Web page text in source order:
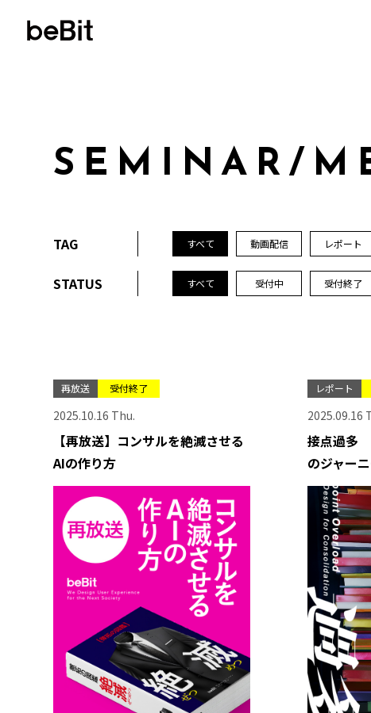
S E M I NA R / M
STATUS すべて 受付中 受付終了
TAG すべて 動画配信 レポート
再放送 受付終了
2025.10.16 Thu.
【再放送】コンサルを絶滅させる
AIの作り方
レポート
2025.09.16
接点過多
のジャー